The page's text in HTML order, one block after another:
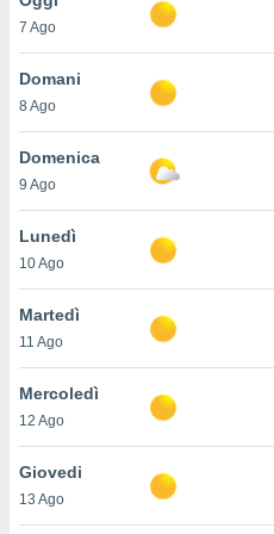
è
al sito
di
ci
di
il
un
la
nella
7 Ago
Domani
8 Ago
Domenica
9 Ago
Lunedì
10 Ago
Martedì
11 Ago
Mercoledì
12 Ago
Giovedi
13 Ago